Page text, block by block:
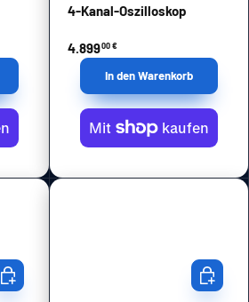
4-Kanal-Oszilloskop
4.89900 €
In den Warenkorb
In den Warenkorb In den